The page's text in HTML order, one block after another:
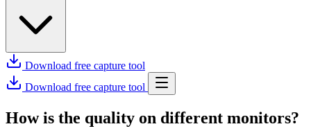
Download free capture tool
Download free capture tool
How is the quality on different monitors?